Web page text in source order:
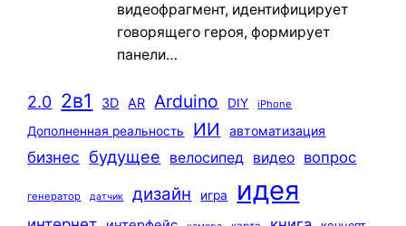
видеофрагмент, идентифицирует
говорящего героя, формирует
панели…
2.0 2в1 3D AR Arduino DIY iPhone
Дополненная реальность ИИ автоматизация
бизнес будущее велосипед видео вопрос
генератор датчик дизайн игра идея